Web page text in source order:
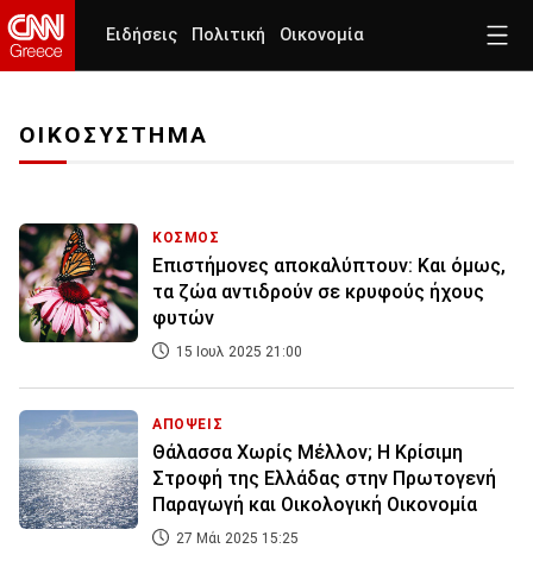
Ειδήσεις Πολιτική Οικονομία
ΟΙΚΟΣΥΣΤΗΜΑ
ΚΟΣΜΟΣ
Επιστήμονες αποκαλύπτουν: Και όμως,
τα ζώα αντιδρούν σε κρυφούς ήχους
φυτών
15 Ιουλ 2025 21:00
ΑΠΟΨΕΙΣ
Θάλασσα Χωρίς Μέλλον; Η Κρίσιμη
Στροφή της Ελλάδας στην Πρωτογενή
Παραγωγή και Οικολογική Οικονομία
27 Μάι 2025 15:25